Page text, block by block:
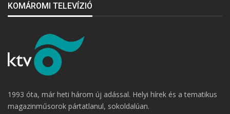
KOMÁROMI TELEVÍZIÓ
1993 óta, már heti három új adással. Helyi hírek és a tematikus
magazinműsorok pártatlanul, sokoldalúan.